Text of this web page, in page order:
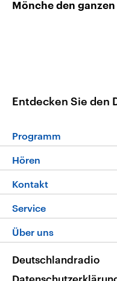
Mönche den ganzen
Entdecken Sie den
Programm
Programm
Die Nachrichten
Neue Beiträge
Hören
Livestream
Podcasts
Deutschlandfunk
Nachrichten App
Frequenzen
Kontakt
Hörerservice
Service
FAQ
Veranstaltungen
Über uns
Deutschlandradio